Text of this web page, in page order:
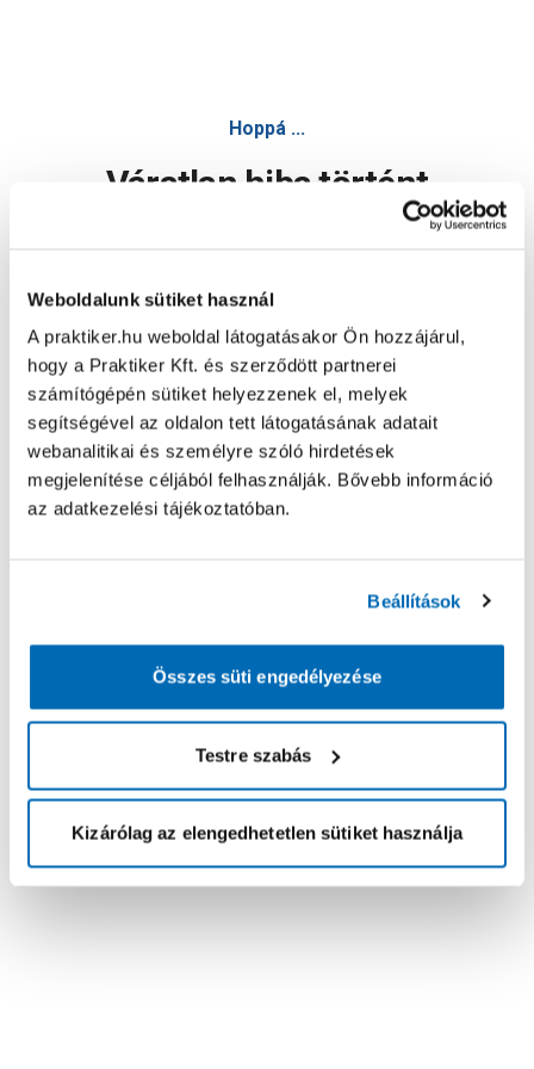
Weboldalunk sütiket használ
A praktiker.hu weboldal látogatásakor Ön hozzájárul,
hogy a Praktiker Kft. és szerződött partnerei
számítógépén sütiket helyezzenek el, melyek
segítségével az oldalon tett látogatásának adatait
webanalitikai és személyre szóló hirdetések
megjelenítése céljából felhasználják. Bővebb információ
az adatkezelési tájékoztatóban.
Beállítások
Összes süti engedélyezése
Testre szabás
Kizárólag az elengedhetetlen sütiket használja
Hoppá ...
Váratlan hiba történt
Oldal újratöltése